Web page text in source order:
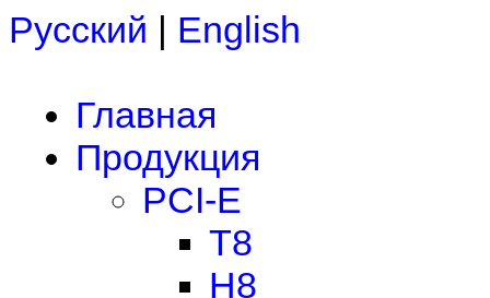
Русский | English
Главная
Продукция
PCI-E
T8
H8